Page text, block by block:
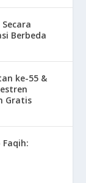
Berbeda
ke-55 &
Gratis